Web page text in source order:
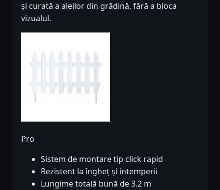
și curată a aleilor din grădină, fără a bloca
vizualul.
Pro
Sistem de montare tip click rapid
Rezistent la îngheț și intemperii
Lungime totală bună de 3.2 m